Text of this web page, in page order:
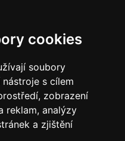
cookies
soubory
s cílem
zobrazení
reklam, analýzy
a zjištění